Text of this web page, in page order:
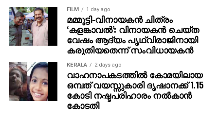
FILM 1 day ago
മമ്മൂട്ടി-വിനായകന്‍ ചിത്രം
‘കളങ്കാവല്‍’: വിനായകന്‍ ചെയ്ത
വേഷം ആദ്യം പൃഥ്വിരാജിനായി
കരുതിയതെന്ന് സംവിധായകന്‍
KERALA 2 days ago
വാഹനാപകടത്തില്‍ കോമയിലായ
ഒമ്പത് വയസ്സുകാരി ദൃഷാനക്ക് 1.15
കോടി നഷ്ടപരിഹാരം നല്‍കാന്‍
കോടതി